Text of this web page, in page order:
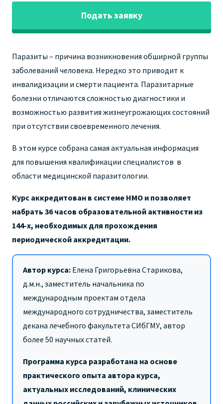
Подать заявку
Паразиты – причина возникновения обширной группы
заболеваний человека. Нередко это приводит к
инвалидизации и смерти пациента. Паразитарные
болезни отличаются сложностью диагностики и
возможностью развития жизнеугрожающих состояний
при отсутствии своевременного лечения.
В этом курсе собрана самая актуальная информация
для повышения квалификации специалистов в
области медицинской паразитологии.
Курс аккредитован в системе НМО и позволяет
набрать 36 часов образовательной активности из
144-х, необходимых для прохождения
периодической аккредитации.
Автор курса: Елена Григорьевна Старикова,
д.м.н., заместитель начальника по
международным проектам отдела
международного сотрудничества, заместитель
декана лечебного факультета СИбГМУ, автор
более 50 научных статей.
Программа курса разработана на основе
практического опыта автора курса,
актуальных исследований, клинических